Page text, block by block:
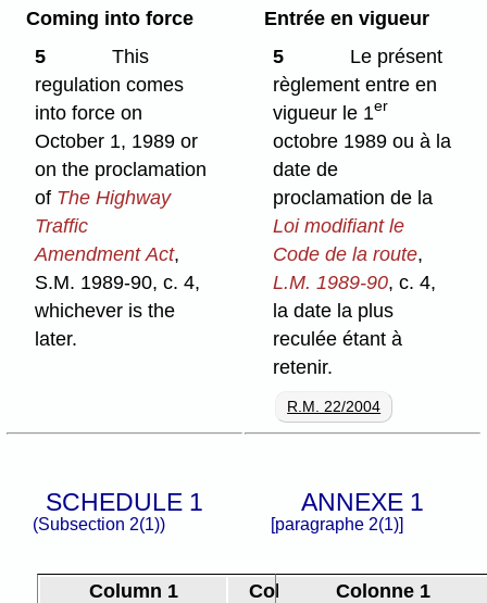
Coming into force
5
This
regulation comes
into force on
October 1, 1989 or
on the proclamation
of The Highway
Traffic
Amendment Act,
S.M. 1989-90, c. 4,
whichever is the
later.
Entrée en vigueur
5
Le présent
règlement entre en
vigueur le 1er
octobre 1989 ou à la
date de
proclamation de la
Loi modifiant le
Code de la route,
L.M. 1989-90, c. 4,
la date la plus
reculée étant à
retenir.
R.M. 22/2004
SCHEDULE 1
(Subsection 2(1))
Column 1
Column 2
Column 3
ANNEXE 1
[paragraphe 2(1)]
Colonne 1